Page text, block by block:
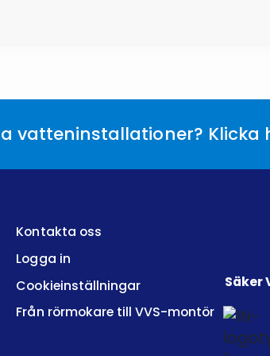
vatteninstallationer? Klicka
Kontakta oss
Logga in
Cookieinställningar
Från rörmokare till VVS-montör
Säker